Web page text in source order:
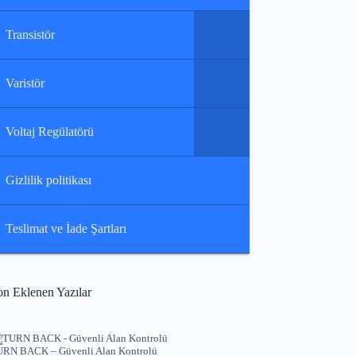
Transistör
Varistör
Voltaj Regülatörü
Gizlilik politikası
Teslimat ve İade Şartları
Eklenen Yazılar
BACK – Güvenli Alan Kontrolü